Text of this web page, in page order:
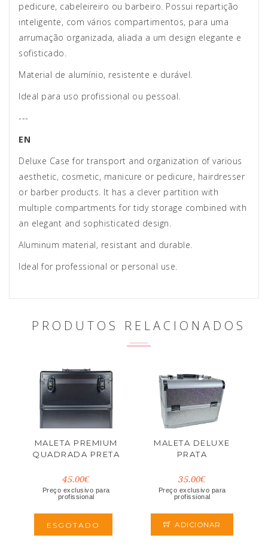
pedicure, cabeleireiro ou barbeiro. Possui repartição
inteligente, com vários compartimentos, para uma
arrumação organizada, aliada a um design elegante e
sofisticado.
Material de alumínio, resistente e durável.
Ideal para uso profissional ou pessoal.
---
EN
Deluxe Case for transport and organization of various
aesthetic, cosmetic, manicure or pedicure, hairdresser
or barber products. It has a clever partition with
multiple compartments for tidy storage combined with
an elegant and sophisticated design.
Aluminum material, resistant and durable.
Ideal for professional or personal use.
PRODUTOS RELACIONADOS
MALETA PREMIUM
QUADRADA PRETA
45.00€
Preço exclusivo para
profissional
ESGOTADO
MALETA DELUXE
PRATA
35.00€
Preço exclusivo para
profissional
ADICIONAR